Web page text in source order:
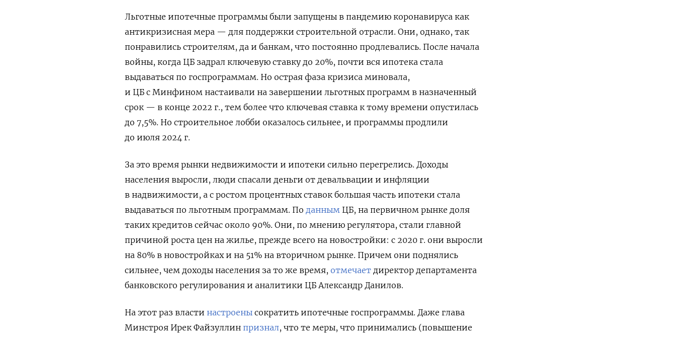
Льготные ипотечные программы были запущены в пандемию коронавируса как
антикризисная мера — для поддержки строительной отрасли. Они, однако, так
понравились строителям, да и банкам, что постоянно продлевались. После начала
войны, когда ЦБ задрал ключевую ставку до 20%, почти вся ипотека стала
выдаваться по госпрограммам. Но острая фаза кризиса миновала,
и ЦБ с Минфином настаивали на завершении льготных программ в назначенный
срок — в конце 2022 г., тем более что ключевая ставка к тому времени опустилась
до 7,5%. Но строительное лобби оказалось сильнее, и программы продлили
до июля 2024 г.
За это время рынки недвижимости и ипотеки сильно перегрелись. Доходы
населения выросли, люди спасали деньги от девальвации и инфляции
в надвижимости, а с ростом процентных ставок большая часть ипотеки стала
выдаваться по льготным программам. По данным ЦБ, на первичном рынке доля
таких кредитов сейчас около 90%. Они, по мнению регулятора, стали главной
причиной роста цен на жилье, прежде всего на новостройки: с 2020 г. они выросли
на 80% в новостройках и на 51% на вторичном рынке. Причем они поднялись
сильнее, чем доходы населения за то же время, отмечает директор департамента
банковского регулирования и аналитики ЦБ Александр Данилов.
На этот раз власти настроены сократить ипотечные госпрограммы. Даже глава
Минстроя Ирек Файзуллин признал, что те меры, что принимались (повышение